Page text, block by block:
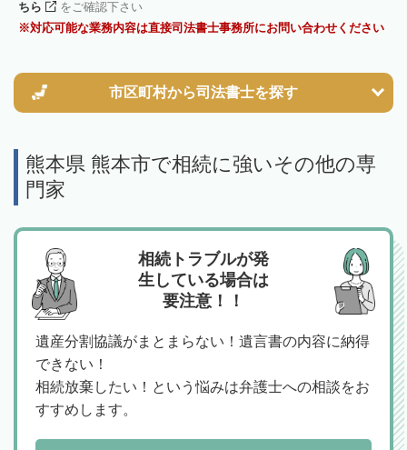
ちら
をご確認下さい
対応可能な業務内容は直接司法書士事務所にお問い合わせください
市区町村から司法書士を探す
熊本県 熊本市で相続に強いその他の専
門家
相続トラブルが発
生している場合は
要注意！！
遺産分割協議がまとまらない！遺言書の内容に納得
できない！
相続放棄したい！という悩みは弁護士への相談をお
すすめします。